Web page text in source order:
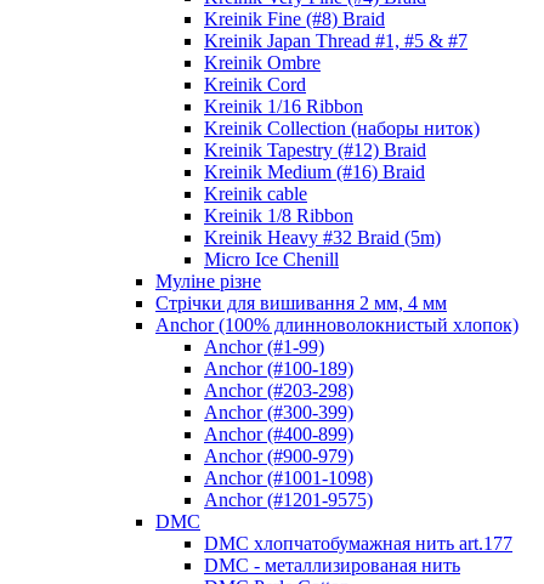
Kreinik Fine (#8) Braid
Kreinik Japan Thread #1, #5 & #7
Kreinik Ombre
Kreinik Cord
Kreinik 1/16 Ribbon
Kreinik Collection (наборы ниток)
Kreinik Tapestry (#12) Braid
Kreinik Medium (#16) Braid
Kreinik cable
Kreinik 1/8 Ribbon
Kreinik Heavy #32 Braid (5m)
Micro Ice Chenill
Муліне різне
Стрічки для вишивання 2 мм, 4 мм
Anchor (100% длинноволокнистый хлопок)
Anchor (#1-99)
Anchor (#100-189)
Anchor (#203-298)
Anchor (#300-399)
Anchor (#400-899)
Anchor (#900-979)
Anchor (#1001-1098)
Anchor (#1201-9575)
DMC
DMC хлопчатобумажная нить art.177
DMC - металлизированая нить